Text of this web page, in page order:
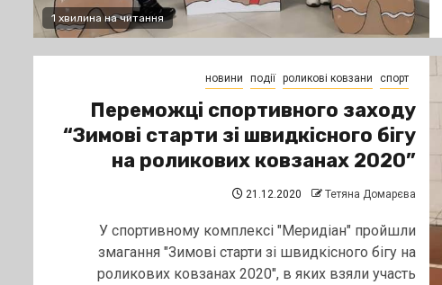
1 хвилина на читання
новини події роликові ковзани спорт
Переможці спортивного заходу
“Зимові старти зі швидкісного бігу
на роликових ковзанах 2020”
21.12.2020 Тетяна Домарєва
У спортивному комплексі "Меридіан" пройшли
змагання "Зимові старти зі швидкісного бігу на
роликових ковзанах 2020", в яких взяли участь